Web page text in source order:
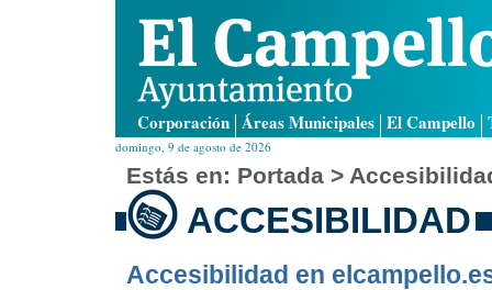
Corporación Áreas Municipales El Campello
domingo, 9 de agosto de 2026
Estás en: Portada >
ACCESIBILIDAD
Accesibilidad en